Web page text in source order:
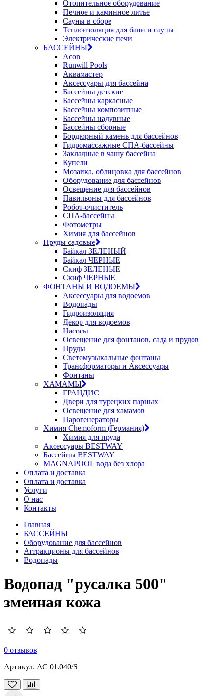
Отопительное оборудование
Печное и каминное литье
Сауны в сборе
Теплоизоляция для бани и сауны
Электрические печи
БАССЕЙНЫ
Acon
Runwill Pools
Аквамастер
Аксессуары для бассейна
Бассейны детские
Бассейны каркасные
Бассейны композитные
Бассейны надувные
Бассейны сборные
Бордюрный камень для бассейнов
Гидромассажные СПА-бассейны
Закладные в чашу бассейна
Купели
Мозаика, облицовка для бассейнов
Оборудование для бассейнов
Освещение для бассейнов
Павильоны для бассейнов
Робот-очиститель
СПА-бассейны
Фотометры
Химия для бассейнов
Пруды садовые
Байкал ЗЕЛЕНЫЙ
Байкал ЧЕРНЫЕ
Скиф ЗЕЛЕНЫЕ
Скиф ЧЕРНЫЕ
ФОНТАНЫ И ВОДОЕМЫ
Аксессуары для водоемов
Водопады
Гидроизоляция
Декор для водоемов
Насосы
Освещение для фонтанов, сада и прудов
Пруды
Светомузыкальные фонтаны
Трансформаторы и Аксессуары
Фонтаны
ХАМАМЫ
ГРАНДИС
Двери для турецких парных
Освещение для хамамов
Парогенераторы
Химия Chemoform (Германия)
Химия для пруда
Аксессуары BESTWAY
Бассейны BESTWAY
MAGNAPOOL вода без хлора
Оплата и доставка
Оплата и доставка
Услуги
О нас
Контакты
Главная
БАССЕЙНЫ
Оборудование для бассейнов
Аттракционы для бассейнов
Водопады
Водопад "русалка 500"
змеиная кожа
0 отзывов
Артикул: АС 01.040/S